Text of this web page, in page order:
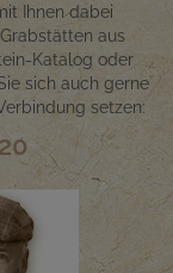
Ihnen dabei
aus
Katalog oder
sich auch gerne
setzen: